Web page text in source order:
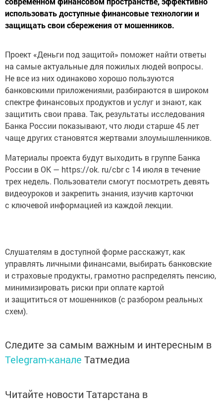
использовать доступные финансовые технологии и
защищать свои сбережения от мошенников.
Проект «Деньги под защитой» поможет найти ответы
на самые актуальные для пожилых людей вопросы.
Не все из них одинаково хорошо пользуются
банковскими приложениями, разбираются в широком
спектре финансовых продуктов и услуг и знают, как
защитить свои права. Так, результаты исследования
Банка России показывают, что люди старше 45 лет
чаще других становятся жертвами злоумышленников.
Материалы проекта будут выходить в группе Банка
России в ОК — https://ok. ru/cbr с 14 июля в течение
трех недель. Пользователи смогут посмотреть девять
видеоуроков и закрепить знания, изучив карточки
с ключевой информацией из каждой лекции.
Слушателям в доступной форме расскажут, как
управлять личными финансами, выбирать банковские
и страховые продукты, грамотно распределять пенсию,
минимизировать риски при оплате картой
и защититься от мошенников (с разбором реальных
схем).
Следите за самым важным и интересным в
Telegram-канале Татмедиа
Читайте новости Татарстана в